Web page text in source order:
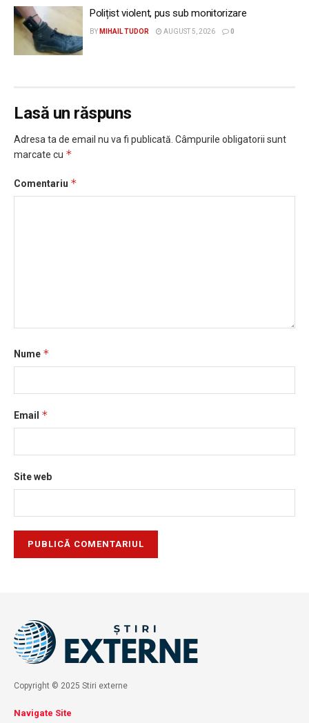
Polițist violent, pus sub monitorizare
BY MIHAIL TUDOR AUGUST 5, 2026 0
Lasă un răspuns
Adresa ta de email nu va fi publicată. Câmpurile obligatorii sunt
marcate cu *
Comentariu *
Nume *
Email *
Site web
Copyright © 2025 Stiri externe
Navigate Site